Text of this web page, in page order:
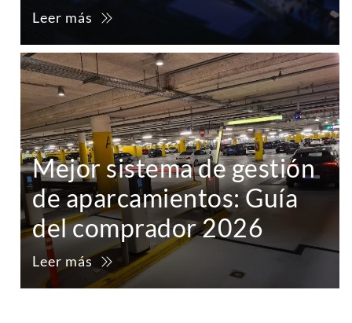
Leer más
Mejor sistema de gestión
de aparcamientos: Guía
del comprador 2026
Leer más